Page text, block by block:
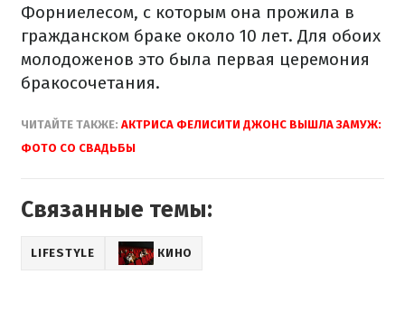
Форниелесом, с которым она прожила в
гражданском браке около 10 лет. Для обоих
молодоженов это была первая церемония
бракосочетания.
ЧИТАЙТЕ ТАКЖЕ: АКТРИСА ФЕЛИСИТИ ДЖОНС ВЫШЛА ЗАМУЖ:
ФОТО СО СВАДЬБЫ
Связанные темы:
LIFESTYLE КИНО